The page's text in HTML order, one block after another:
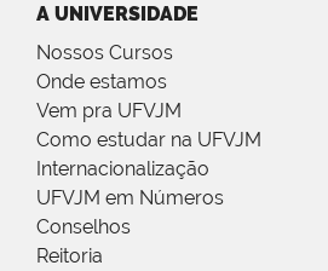
A UNIVERSIDADE
Nossos Cursos
Onde estamos
Vem pra UFVJM
Como estudar na UFVJM
Internacionalização
UFVJM em Números
Conselhos
Reitoria